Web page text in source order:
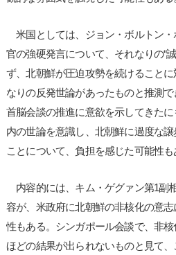
米国としては、ジョン・ボルトン
官の強硬発言について、それなりの“
ず、北朝鮮が圧迫攻勢を続けること
なりの反発世論があったものと推測
首脳会談の推進に意欲を示してきた
内の世論を意識し、北朝鮮に過度な
ことについて、負担を感じた可能性も
内容的には、キム・ゲグァン第1副
容が、米政府に北朝鮮の非核化の意
性もある。シンガポール会談で、非
ほどの結果が出られないものと見て